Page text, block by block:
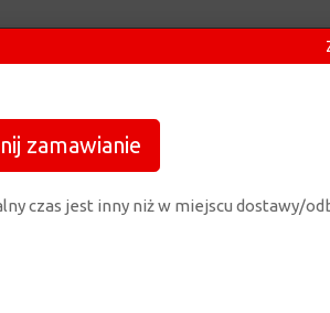
zamawianie
czas jest inny niż w miejscu dostawy/